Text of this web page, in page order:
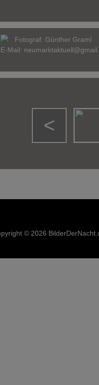
Fotograf: Günther Graml
E-Mail:
<
© 2026